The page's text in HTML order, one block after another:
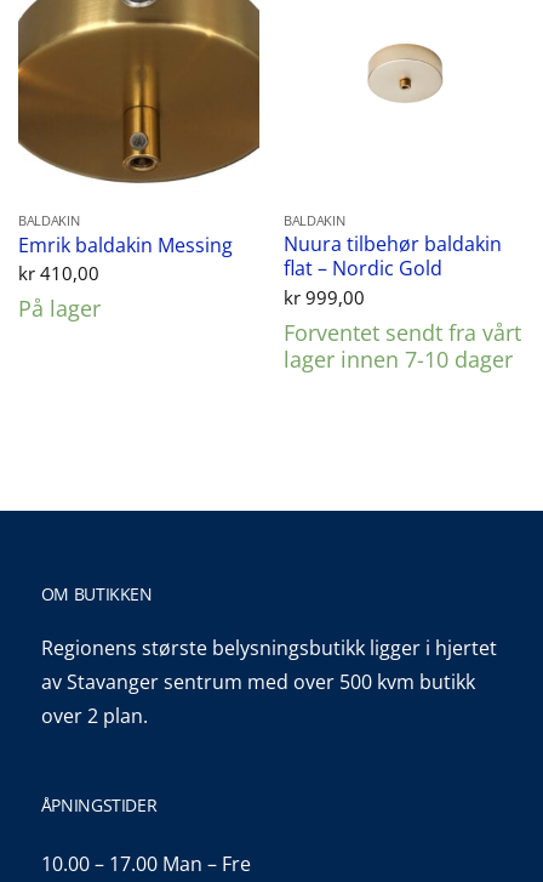
BALDAKIN
Emrik baldakin Messing
kr410,00
På lager
BALDAKIN
Nuura tilbehør baldakin
flat – Nordic Gold
kr999,00
Forventet sendt fra vårt
lager innen 7-10 dager
OM BUTIKKEN
Regionens største belysningsbutikk ligger i hjertet
av Stavanger sentrum med over 500 kvm butikk
over 2 plan.
ÅPNINGSTIDER
10.00 – 17.00 Man – Fre